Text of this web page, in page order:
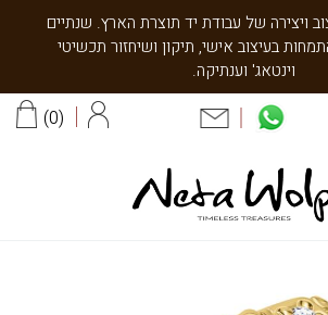
עיצוב ויצירה של עבודת יד תוצרת הארץ. שנתיים
בעיצוב אישי, תיקון ושיחזור תכשיטי
וינטאג' וענתיקה.
0